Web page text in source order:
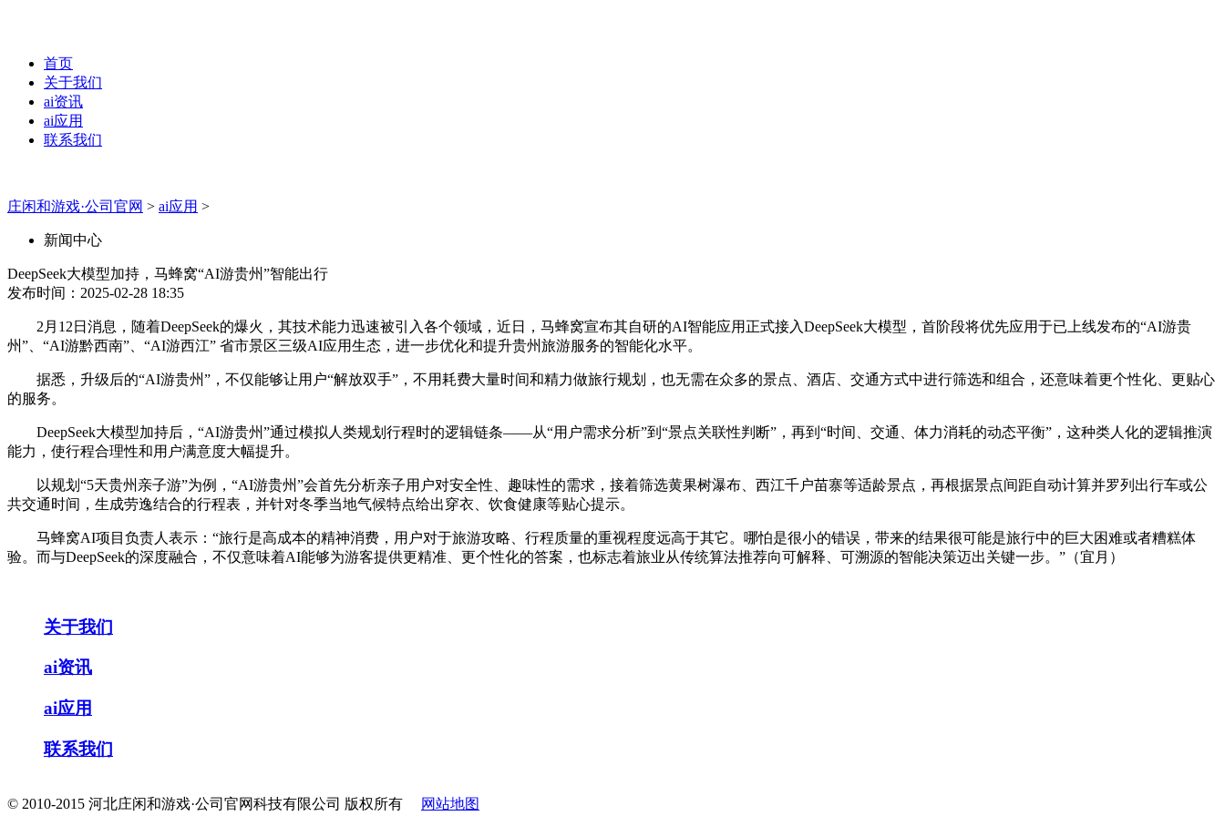
首页
关于我们
ai资讯
ai应用
联系我们
庄闲和游戏·公司官网 > ai应用 >
新闻中心
DeepSeek大模型加持，马蜂窝“AI游贵州”智能出行
发布时间：2025-02-28 18:35
2月12日消息，随着DeepSeek的爆火，其技术能力迅速被引入各个领域，近日，马蜂窝宣布其自研的AI智能应用正式接入DeepSeek大模型，首阶段将优先应用于已上线发布的“AI游贵
州”、“AI游黔西南”、“AI游西江” 省市景区三级AI应用生态，进一步优化和提升贵州旅游服务的智能化水平。
据悉，升级后的“AI游贵州”，不仅能够让用户“解放双手”，不用耗费大量时间和精力做旅行规划，也无需在众多的景点、酒店、交通方式中进行筛选和组合，还意味着更个性化、更贴心
的服务。
DeepSeek大模型加持后，“AI游贵州”通过模拟人类规划行程时的逻辑链条——从“用户需求分析”到“景点关联性判断”，再到“时间、交通、体力消耗的动态平衡”，这种类人化的逻辑推演
能力，使行程合理性和用户满意度大幅提升。
以规划“5天贵州亲子游”为例，“AI游贵州”会首先分析亲子用户对安全性、趣味性的需求，接着筛选黄果树瀑布、西江千户苗寨等适龄景点，再根据景点间距自动计算并罗列出行车或公
共交通时间，生成劳逸结合的行程表，并针对冬季当地气候特点给出穿衣、饮食健康等贴心提示。
马蜂窝AI项目负责人表示：“旅行是高成本的精神消费，用户对于旅游攻略、行程质量的重视程度远高于其它。哪怕是很小的错误，带来的结果很可能是旅行中的巨大困难或者糟糕体
验。而与DeepSeek的深度融合，不仅意味着AI能够为游客提供更精准、更个性化的答案，也标志着旅业从传统算法推荐向可解释、可溯源的智能决策迈出关键一步。”（宜月）
关于我们
ai资讯
ai应用
联系我们
© 2010-2015 河北庄闲和游戏·公司官网科技有限公司 版权所有 网站地图